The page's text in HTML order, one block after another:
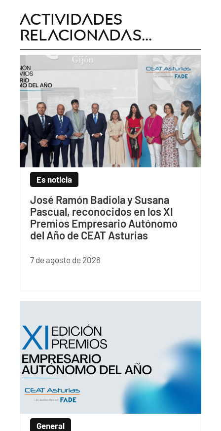
Actividades
relacionadas...
Es noticia
José Ramón Badiola y Susana
Pascual, reconocidos en los XI
Premios Empresario Autónomo
del Año de CEAT Asturias
7 de agosto de 2026
General